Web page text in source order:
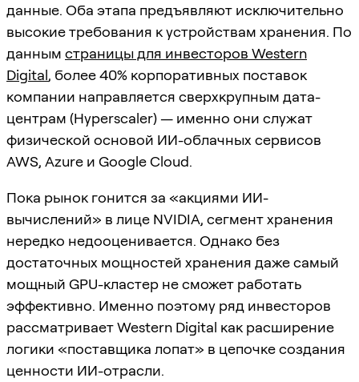
данные. Оба этапа предъявляют исключительно
высокие требования к устройствам хранения. По
данным страницы для инвесторов Western
Digital, более 40% корпоративных поставок
компании направляется сверхкрупным дата-
центрам (Hyperscaler) — именно они служат
физической основой ИИ-облачных сервисов
AWS, Azure и Google Cloud.
Пока рынок гонится за «акциями ИИ-
вычислений» в лице NVIDIA, сегмент хранения
нередко недооценивается. Однако без
достаточных мощностей хранения даже самый
мощный GPU-кластер не сможет работать
эффективно. Именно поэтому ряд инвесторов
рассматривает Western Digital как расширение
логики «поставщика лопат» в цепочке создания
ценности ИИ-отрасли.